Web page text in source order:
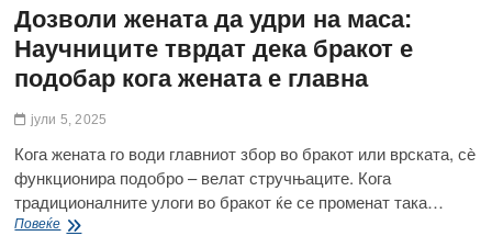
Дозволи жената да удри на маса:
Научниците тврдат дека бракот е
подобар кога жената е главна
јули 5, 2025
Кога жената го води главниот збор во бракот или врската, сѐ
функционира подобро – велат стручњаците. Кога
традиционалните улоги во бракот ќе се променат така…
ПовеќеДозволи